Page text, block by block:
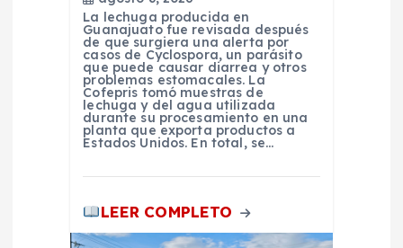
La lechuga producida en
Guanajuato fue revisada después
de que surgiera una alerta por
casos de Cyclospora, un parásito
que puede causar diarrea y otros
problemas estomacales. La
Cofepris tomó muestras de
lechuga y del agua utilizada
durante su procesamiento en una
planta que exporta productos a
Estados Unidos. En total, se…
LEER COMPLETO